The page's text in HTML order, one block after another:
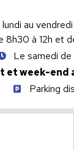
lundi au
8h30 à 12h et
Le samedi de
et week-end
Parking